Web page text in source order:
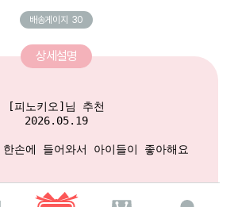
배송게이지 30
상세설명
[피노키오]님 추천
2026.05.19
손에 들어와서 아이들이 좋아해요